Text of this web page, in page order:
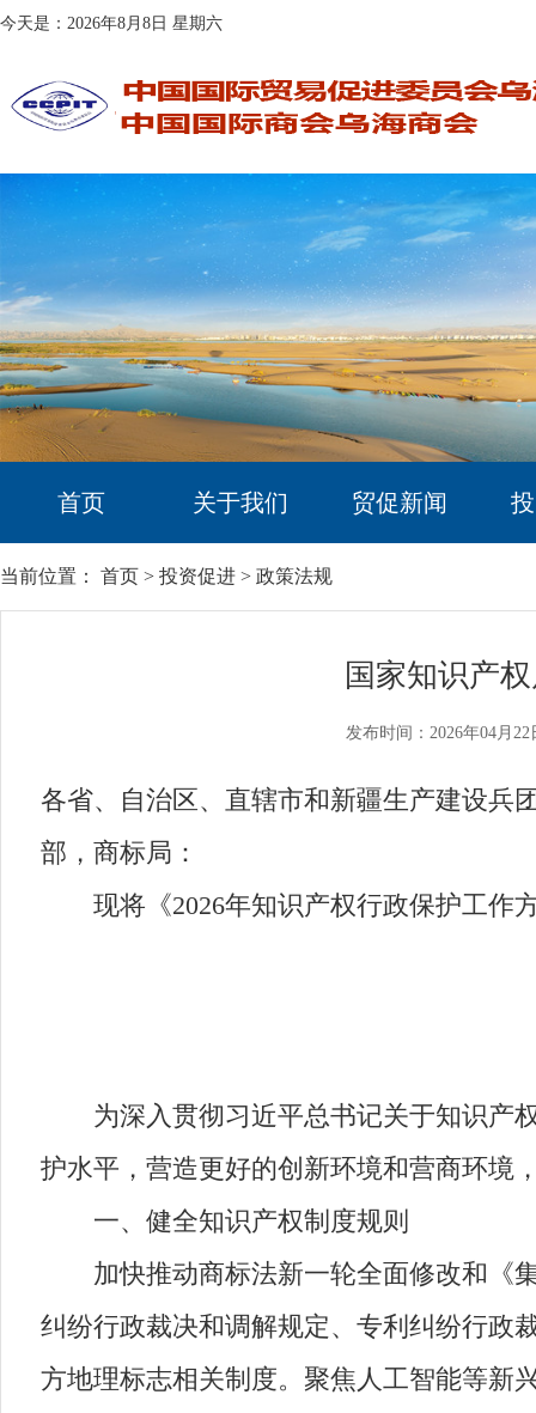
今天是：2026年8月8日 星期六
首页 关于我们 贸促新闻
当前位置： 首页 > 投资促进 > 政策法规
国家知识产
发布时间：2026年04月22
各省、自治区、直辖市和新疆生产建设兵
部，商标局：
现将《2026年知识产权行政保护工作
为深入贯彻习近平总书记关于知识产权
护水平，营造更好的创新环境和营商环境
一、健全知识产权制度规则
加快推动商标法新一轮全面修改和《集
纠纷行政裁决和调解规定、专利纠纷行政
方地理标志相关制度。聚焦人工智能等新